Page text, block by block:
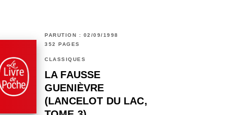
PARUTION : 02/09/1998
352 PAGES
CLASSIQUES
LA FAUSSE
GUENIÈVRE
(LANCELOT DU LAC,